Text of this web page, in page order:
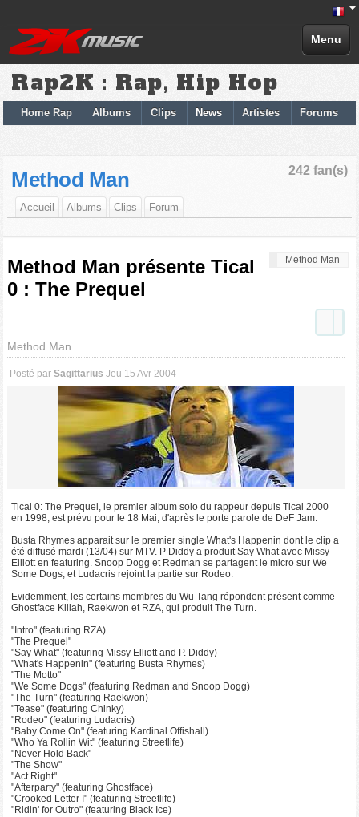
Menu
Rap2K : Rap, Hip Hop
Home Rap Albums Clips News Artistes Forums
242 fan(s)
Method Man
Accueil Albums Clips Forum
Method Man
Method Man présente Tical
0 : The Prequel
Method Man
Posté parSagittarius Jeu 15 Avr 2004
Tical 0: The Prequel, le premier album solo du rappeur depuis Tical 2000
en 1998, est prévu pour le 18 Mai, d'après le porte parole de DeF Jam.
Busta Rhymes apparait sur le premier single What's Happenin dont le clip a
été diffusé mardi (13/04) sur MTV. P Diddy a produit Say What avec Missy
Elliott en featuring. Snoop Dogg et Redman se partagent le micro sur We
Some Dogs, et Ludacris rejoint la partie sur Rodeo.
Evidemment, les certains membres du Wu Tang répondent présent comme
Ghostface Killah, Raekwon et RZA, qui produit The Turn.
"Intro" (featuring RZA)
"The Prequel"
"Say What" (featuring Missy Elliott and P. Diddy)
"What's Happenin" (featuring Busta Rhymes)
"The Motto"
"We Some Dogs" (featuring Redman and Snoop Dogg)
"The Turn" (featuring Raekwon)
"Tease" (featuring Chinky)
"Rodeo" (featuring Ludacris)
"Baby Come On" (featuring Kardinal Offishall)
"Who Ya Rollin Wit" (featuring Streetlife)
"Never Hold Back"
"The Show"
"Act Right"
"Afterparty" (featuring Ghostface)
"Crooked Letter I" (featuring Streetlife)
"Ridin' for Outro" (featuring Black Ice)